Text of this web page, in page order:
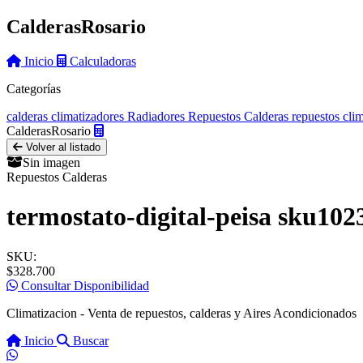
CalderasRosario
Inicio
Calculadoras
Categorías
calderas climatizadores Radiadores Repuestos Calderas repuestos
CalderasRosario
Volver al listado
Sin imagen
Repuestos Calderas
termostato-digital-peisa
SKU:
$328.700
Consultar Disponibilidad
Climatizacion - Venta de repuestos, calderas y Aires Acondicionados
Inicio
Buscar